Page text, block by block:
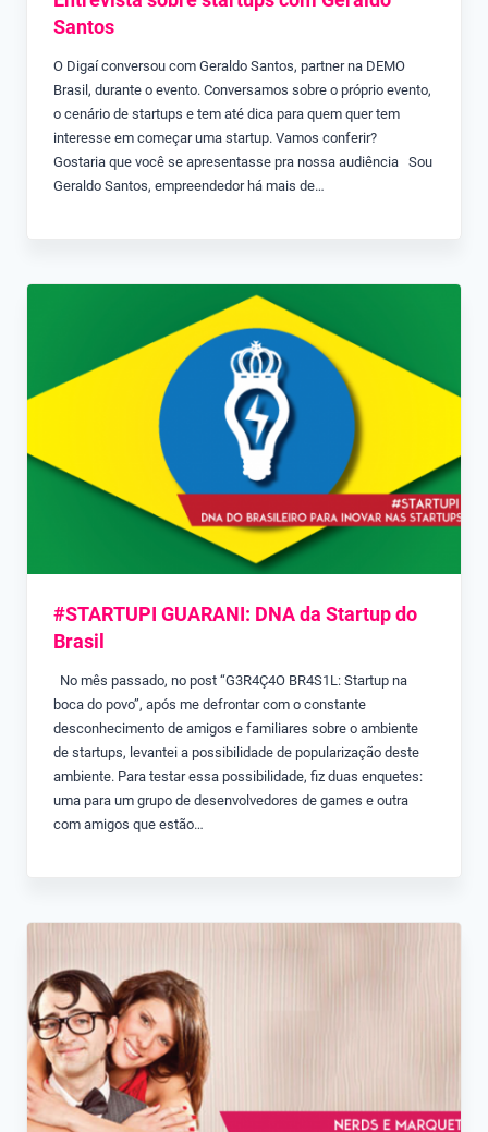
Santos
O Digaí conversou com Geraldo Santos, partner na DEMO
Brasil, durante o evento. Conversamos sobre o próprio evento,
o cenário de startups e tem até dica para quem quer tem
interesse em começar uma startup. Vamos conferir?
Gostaria que você se apresentasse pra nossa audiência Sou
Geraldo Santos, empreendedor há mais de…
#STARTUPI GUARANI: DNA da Startup do
Brasil
No mês passado, no post “G3R4Ç4O BR4S1L: Startup na
boca do povo”, após me defrontar com o constante
desconhecimento de amigos e familiares sobre o ambiente
de startups, levantei a possibilidade de popularização deste
ambiente. Para testar essa possibilidade, fiz duas enquetes:
uma para um grupo de desenvolvedores de games e outra
com amigos que estão…